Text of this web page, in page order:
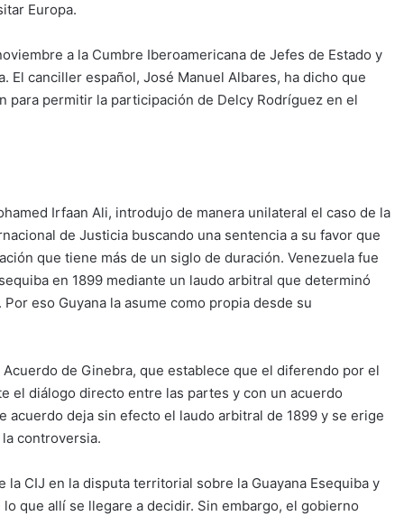
Europa.
a la Cumbre Iberoamericana de Jefes de Estado y
El canciller español, José Manuel Albares, ha dicho que
para permitir la participación de Delcy Rodríguez en el
Irfaan Ali, introdujo de manera unilateral el caso de la
de Justicia buscando una sentencia a su favor que
que tiene más de un siglo de duración. Venezuela fue
en 1899 mediante un laudo arbitral que determinó
eso Guyana la asume como propia desde su
de Ginebra, que establece que el diferendo por el
el diálogo directo entre las partes y con un acuerdo
acuerdo deja sin efecto el laudo arbitral de 1899 y se erige
controversia.
CIJ en la disputa territorial sobre la Guayana Esequiba y
que allí se llegare a decidir. Sin embargo, el gobierno